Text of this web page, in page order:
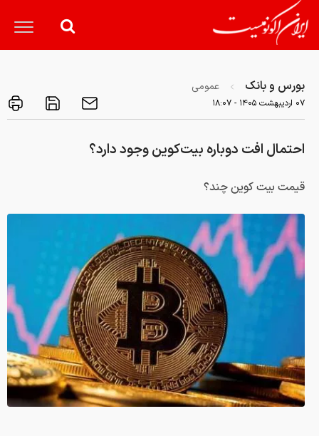
بورس و بانک عمومی
۰۷ ارديبهشت ۱۴۰۵ - ۱۸:۰۷
احتمال افت دوباره بیت‌کوین وجود دارد؟
قیمت بیت کوین چند؟